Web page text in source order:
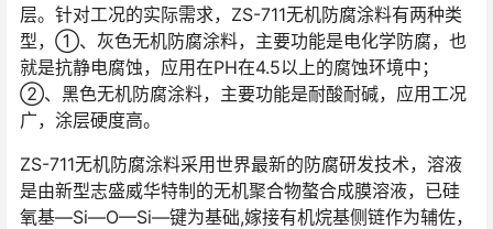
层。针对工况的实际需求，ZS-711无机防腐涂料有两种类
型，①、灰色无机防腐涂料，主要功能是电化学防腐，也
就是抗静电腐蚀，应用在PH在4.5以上的腐蚀环境中；
②、黑色无机防腐涂料，主要功能是耐酸耐碱，应用工况
广，涂层硬度高。
ZS-711无机防腐涂料采用世界最新的防腐研发技术，溶液
是由新型志盛威华特制的无机聚合物螯合成膜溶液，已硅
氧基—Si—O—Si—键为基础,嫁接有机烷基侧链作为辅佐，